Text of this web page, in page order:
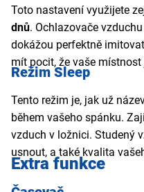
Toto nastavení využijete
dnů. Ochlazovače
dokážou perfektně
mít pocit, že vaše
Režim Sleep
Tento režim je, jak už
během vašeho spánku.
vzduch v ložnici. Studený
usnout, a také kvalita
Extra funkce